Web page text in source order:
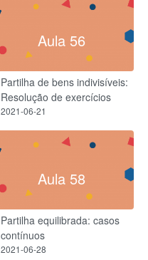
Aula 56
Partilha de bens indivisíveis:
Resolução de exercícios
2021-06-21
Aula 58
Partilha equilibrada: casos
contínuos
2021-06-28